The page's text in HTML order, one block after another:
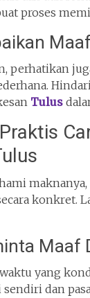
proses
perhatikan
Tulus
konkret.
Maaf
yang
dan